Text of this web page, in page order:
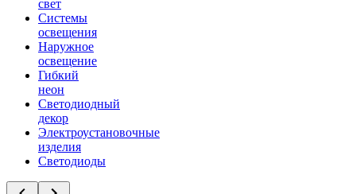
свет
Системы
освещения
Наружное
освещение
Гибкий
неон
Светодиодный
декор
Электроустановочные
изделия
Светодиоды